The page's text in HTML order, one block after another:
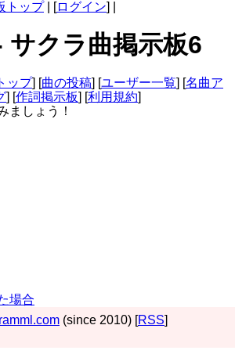
トップ| [ログイン] |
サクラ曲掲示板6
ップ] [曲の投稿] [ユーザー一覧] [名曲ア
] [作詞掲示板] [利用規約]
ましょう！
場合
(since 2010) [RSS]